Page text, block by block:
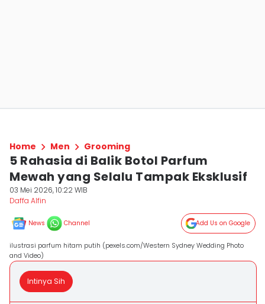
Home Men Grooming
5 Rahasia di Balik Botol Parfum
Mewah yang Selalu Tampak Eksklusif
03 Mei 2026, 10:22 WIB
Daffa Alfin
News Channel Add Us on Google
ilustrasi parfum hitam putih (pexels.com/Western Sydney Wedding Photo
and Video)
Intinya Sih